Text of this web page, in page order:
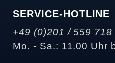
SERVICE-HOTLINE
+49 (0)201 / 559 718
Mo. - Sa.: 11.00 Uhr